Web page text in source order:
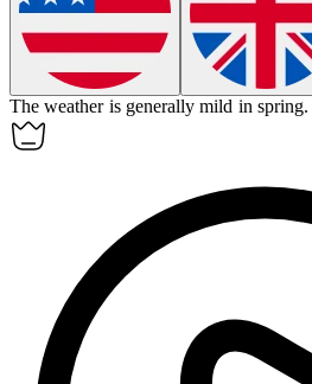
The weather is generally mild in spring.